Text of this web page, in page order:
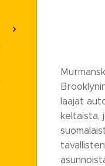
laajat
keltaista,